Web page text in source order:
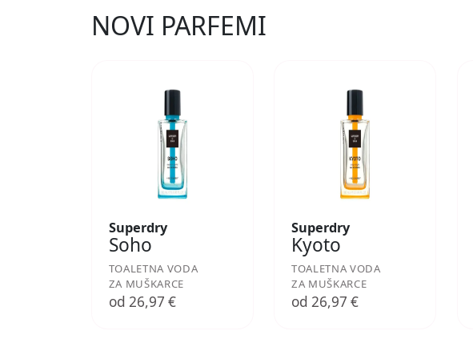
NOVI PARFEMI
Superdry
Soho
TOALETNA VODA
ZA MUŠKARCE
od 26,97 €
Superdry
Kyoto
TOALETNA VODA
ZA MUŠKARCE
od 26,97 €